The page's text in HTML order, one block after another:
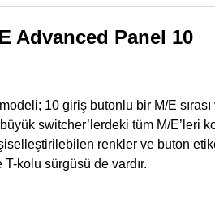
Advanced Panel 10
10 giriş butonlu bir M/E
switcher’lerdeki tüm M/E’leri
renkler ve buton
kolu sürgüsü de vardır.